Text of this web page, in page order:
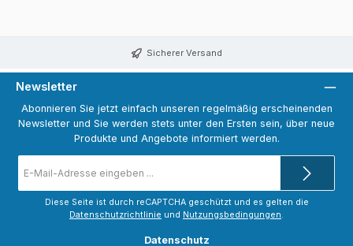
Sicherer Versand
Newsletter
Abonnieren Sie jetzt einfach unseren regelmäßig erscheinenden
Newsletter und Sie werden stets unter den Ersten sein, über neue
Produkte und Angebote informiert werden.
Mail-
Adresse
Diese Seite ist durch reCAPTCHA geschützt und es gelten die
Datenschutzrichtlinie und Nutzungsbedingungen.
Datenschutz